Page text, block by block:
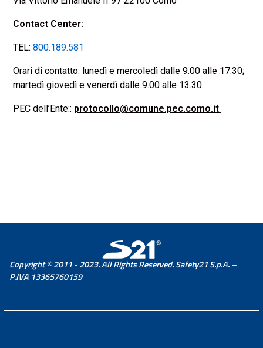
Contact Center:
TEL: 800.189.581
Orari di contatto: lunedì e mercoledì dalle 9.00 alle 17.30;
martedì giovedì e venerdì dalle 9.00 alle 13.30
PEC dell’Ente:: protocollo@comune.pec.como.it
Copyright © 2011 - 2023. All Rights Reserved. Safety21 S.p.A. –
P.IVA 13365760159